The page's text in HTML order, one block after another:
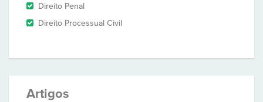
Direito Penal
Direito Processual Civil
Artigos